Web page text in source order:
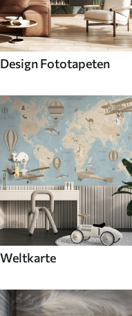
Design Fototapeten
Weltkarte